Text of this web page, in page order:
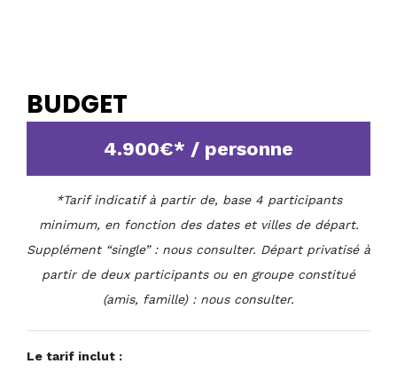
BUDGET
4.900€* / personne
*Tarif indicatif à partir de, base 4 participants
minimum, en fonction des dates et villes de départ.
Supplément “single” : nous consulter. Départ privatisé à
partir de deux participants ou en groupe constitué
(amis, famille) : nous consulter.
Le tarif inclut :